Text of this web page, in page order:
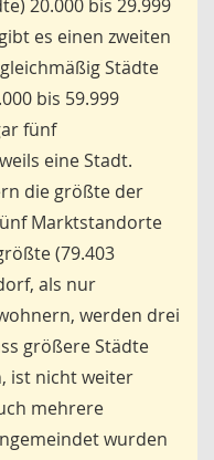
20.000 bis 29.999
es einen zweiten
Städte
bis 59.999
fünf
eine Stadt.
die größte der
Marktstandorte
(79.403
als nur
werden drei
größere Städte
ist nicht weiter
mehrere
wurden